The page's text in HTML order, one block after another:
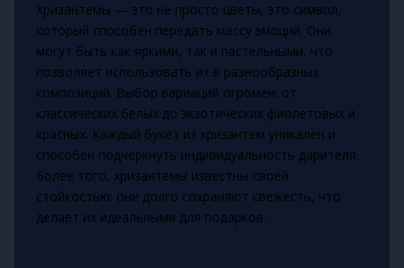
Хризантемы — это не просто цветы, это символ,
который способен передать массу эмоций. Они
могут быть как яркими, так и пастельными, что
позволяет использовать их в разнообразных
композиций. Выбор вариаций огромен: от
классических белых до экзотических фиолетовых и
красных. Каждый букет из хризантем уникален и
способен подчеркнуть индивидуальность дарителя.
Более того, хризантемы известны своей
стойкостью: они долго сохраняют свежесть, что
делает их идеальными для подарков.